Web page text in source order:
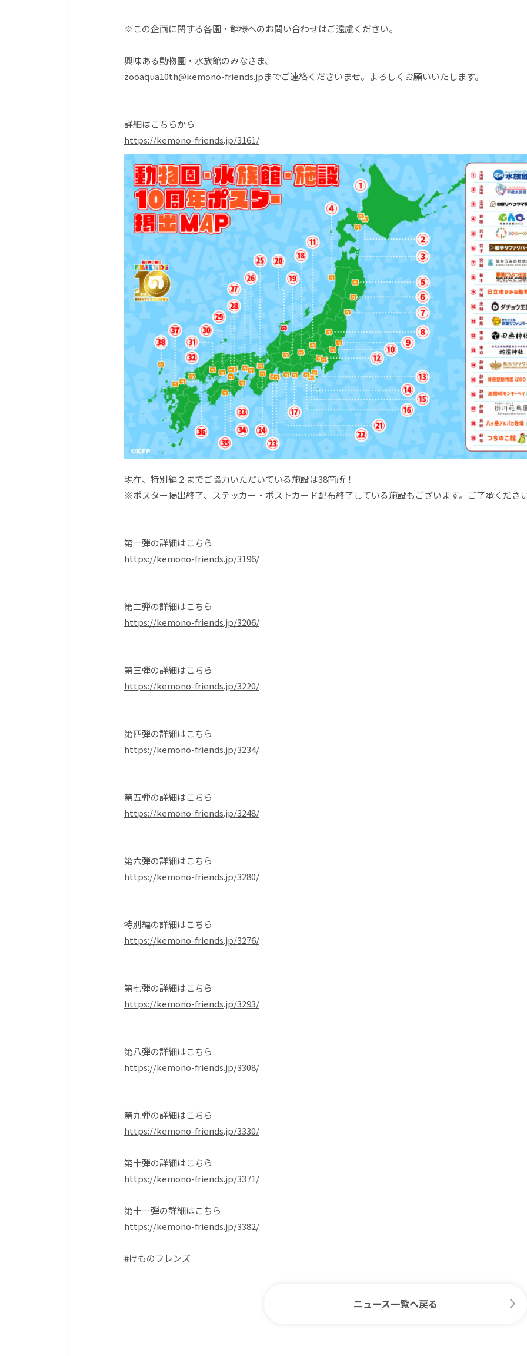
※この企画に関する各園・館様へのお問い合わせはご遠慮ください。
興味ある動物園・水族館のみなさま、
zooaqua10th@kemono-friends.jpまでご連絡くださいませ。よろしくお願いいたします。
詳細はこちらから
https://kemono-friends.jp/3161/
現在、特別編２までご協力いただいている施設は38箇所！
※ポスター掲出終了、ステッカー・ポストカード配布終了している施設もございます。ご了承くださ
第一弾の詳細はこちら
https://kemono-friends.jp/3196/
第二弾の詳細はこちら
https://kemono-friends.jp/3206/
第三弾の詳細はこちら
https://kemono-friends.jp/3220/
第四弾の詳細はこちら
https://kemono-friends.jp/3234/
第五弾の詳細はこちら
https://kemono-friends.jp/3248/
第六弾の詳細はこちら
https://kemono-friends.jp/3280/
特別編の詳細はこちら
https://kemono-friends.jp/3276/
第七弾の詳細はこちら
https://kemono-friends.jp/3293/
第八弾の詳細はこちら
https://kemono-friends.jp/3308/
第九弾の詳細はこちら
https://kemono-friends.jp/3330/
第十弾の詳細はこちら
https://kemono-friends.jp/3371/
第十一弾の詳細はこちら
https://kemono-friends.jp/3382/
#けものフレンズ
ニュース一覧へ戻る